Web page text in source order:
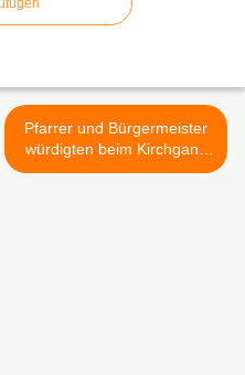
Pfarrer und Bürgermeister
würdigten beim Kirchgang
der Vereine das